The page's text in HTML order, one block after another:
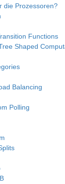
die Prozessoren?
Functions
Shaped
Balancing
Polling